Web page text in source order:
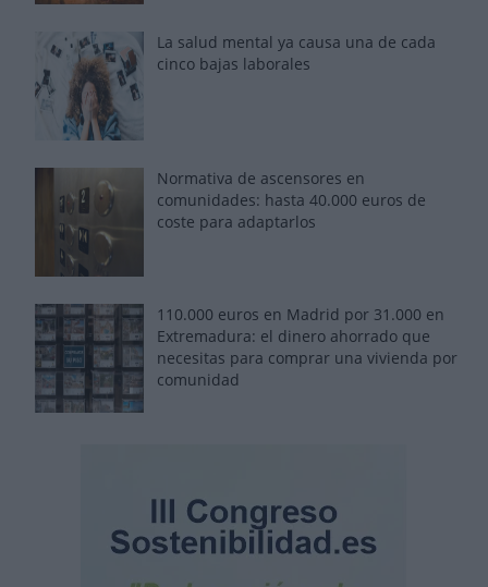
La salud mental ya causa una de cada
cinco bajas laborales
Normativa de ascensores en
comunidades: hasta 40.000 euros de
coste para adaptarlos
110.000 euros en Madrid por 31.000 en
Extremadura: el dinero ahorrado que
necesitas para comprar una vivienda por
comunidad